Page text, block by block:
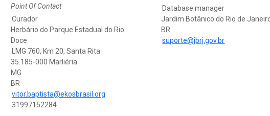
Point Of Contact
Curador
Herbário do Parque Estadual do Rio
Doce
LMG 760, Km 20, Santa Rita
35.185-000 Marliéria
MG
BR
vitor.baptista@ekosbrasil.org
31997152284
Database manager
Jardim Botânico do Rio de
BR
suporte@jbrj.gov.br